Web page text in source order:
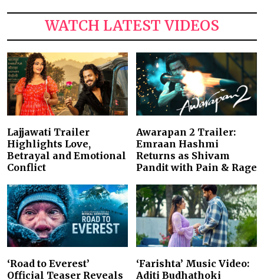
WATCH LATEST VIDEOS
Lajjawati Trailer
Highlights Love,
Betrayal and Emotional
Conflict
Awarapan 2 Trailer:
Emraan Hashmi
Returns as Shivam
Pandit with Pain & Rage
‘Road to Everest’
Official Teaser Reveals
‘Farishta’ Music Video:
Aditi Budhathoki